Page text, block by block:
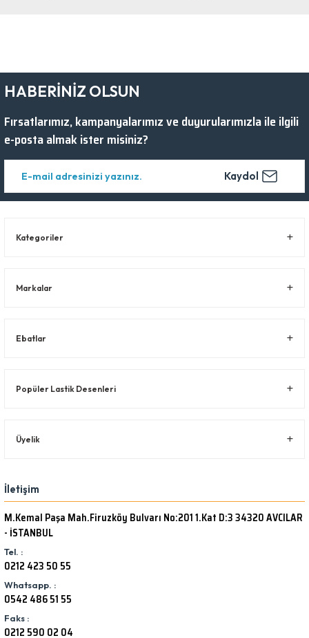
HABERİNİZ OLSUN
Fırsatlarımız, kampanyalarımız ve duyurularımızla ile ilgili
e-posta almak ister misiniz?
Kaydol
Kategoriler
Markalar
Ebatlar
Popüler Lastik Desenleri
Üyelik
İletişim
M.Kemal Paşa Mah.Firuzköy Bulvarı No:201 1.Kat D:3 34320 AVCILAR
- İSTANBUL
Tel. :
0212 423 50 55
Whatsapp. :
0542 486 51 55
Faks :
0212 590 02 04